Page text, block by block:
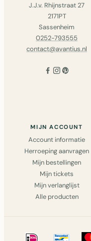
J.J.v. Rhijnstraat 27
2171PT
Sassenheim
0252-793555
contact@avantius.nl
MIJN ACCOUNT
Account informatie
Herroeping aanvragen
Mijn bestellingen
Mijn tickets
Mijn verlanglijst
Alle producten